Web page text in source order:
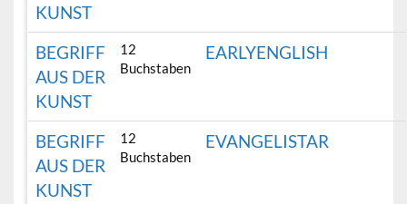
KUNST
BEGRIFF
AUS DER
KUNST
12
Buchstaben
EARLYENGLISH
BEGRIFF
AUS DER
KUNST
12
Buchstaben
EVANGELISTAR